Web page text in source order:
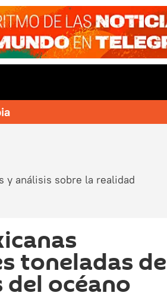
y análisis sobre la realidad
toneladas de
del océano